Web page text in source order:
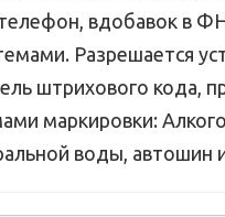
вдобавок в
Разрешается
штрихового кода,
маркировки:
воды, автошин